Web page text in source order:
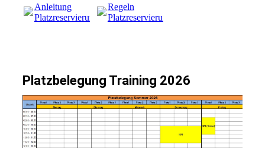
Anleitung
Platzreservierungssystem.pdf(126.52KB)
Regeln
Platzreservierung.pdf
Platzbelegung Training 2026